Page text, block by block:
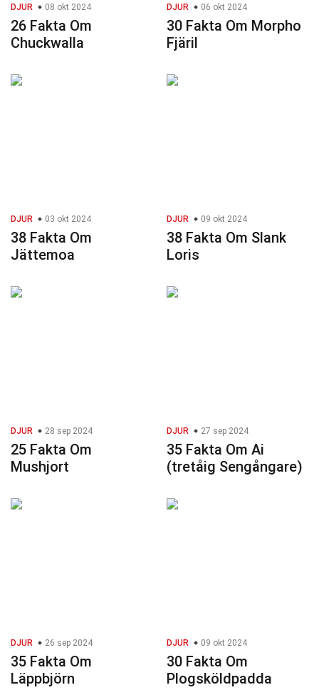
DJUR 08 okt 2024
26 Fakta Om
Chuckwalla
DJUR 06 okt 2024
30 Fakta Om Morpho
Fjäril
DJUR 03 okt 2024
38 Fakta Om
Jättemoa
DJUR 09 okt 2024
38 Fakta Om Slank
Loris
DJUR 28 sep 2024
25 Fakta Om
Mushjort
DJUR 27 sep 2024
35 Fakta Om Ai
(tretåig Sengångare)
DJUR 26 sep 2024
35 Fakta Om
Läppbjörn
DJUR 09 okt 2024
30 Fakta Om
Plogsköldpadda